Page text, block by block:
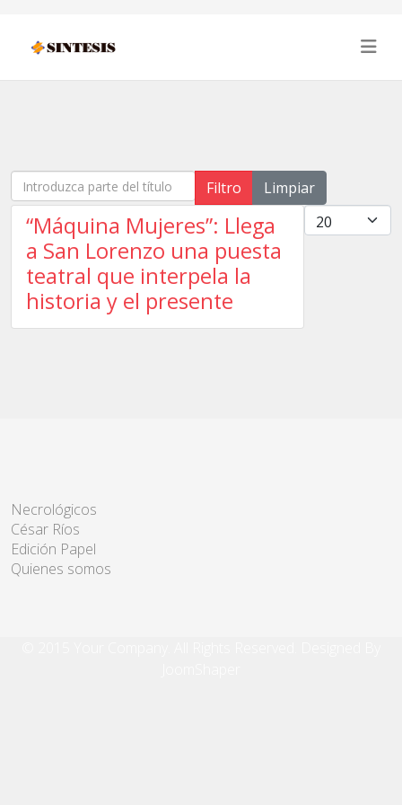
Introduzca parte del título Filtro
Limpiar
Cantidad
“Máquina Mujeres”: Llega
a San Lorenzo una puesta
teatral que interpela la
historia y el presente
Necrológicos
César Ríos
Edición Papel
Quienes somos